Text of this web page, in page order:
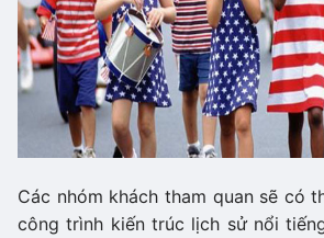
Các nhóm khách tham quan sẽ có
công trình kiến trúc lịch sử nổi